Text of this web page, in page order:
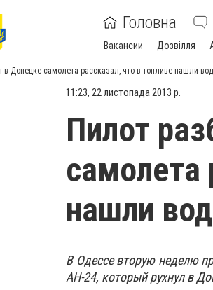
Головна
Вакансии Дозвілля
в Донецке самолета рассказал, что в топливе нашли
11:23, 22 листопада 2013 р.
Пилот
самолета
нашли
В Одессе вторую неделю
АН-24, который рухнул в